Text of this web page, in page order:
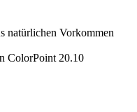
natürlichen Vorkommen
ColorPoint 20.10